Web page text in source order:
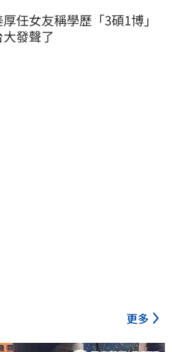
厚任女友稱學歷「3碩1博」
大發聲了
更多